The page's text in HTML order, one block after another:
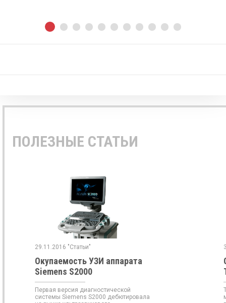
ПОЛЕЗНЫЕ СТАТЬИ
29.11.2016 "Статьи"
Окупаемость УЗИ аппарата
Siemens S2000
Первая версия диагностической
системы Siemens S2000 дебютировала